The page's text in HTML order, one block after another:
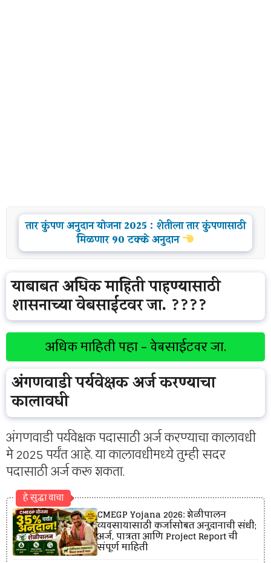
तार कुंपण अनुदान योजना 2025 : शेतीला तार कुंपणासाठी
मिळणार 90 टक्के अनुदान
याबाबत अधिक माहिती पाहण्यासाठी
शासनाच्या वेबसाईटवर जा. ????
अधिक माहिती पहा – वेबसाईटवर जा.
अंगणवाडी पर्यवेक्षक अर्ज करण्याचा
कालावधी
अंगणवाडी पर्यवेक्षक पदासाठी अर्ज करण्याचा कालावधी
मे 2025 पर्यंत आहे. या कालावधीमध्ये तुम्ही सदर
पदासाठी अर्ज करू शकता.
हे सुद्धा वाचा
CMEGP Yojana 2026: शेळीपालन
व्यवसायासाठी कर्जासोबत अनुदानाची संधी;
अर्ज, पात्रता आणि Project Report ची
संपूर्ण माहिती